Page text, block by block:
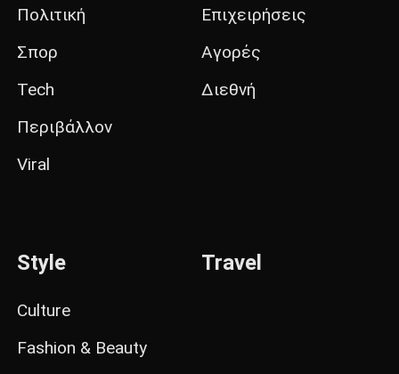
Πολιτική
Σπορ
Tech
Περιβάλλον
Viral
Επιχειρήσεις
Αγορές
Διεθνή
Style
Culture
Fashion & Beauty
Travel